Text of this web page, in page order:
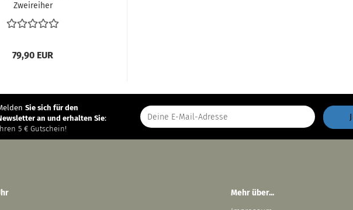
Zweireiher
79,90 EUR
Sie sich für den
an und erhalten Sie:
5 € Gutschein!
Mehr über...